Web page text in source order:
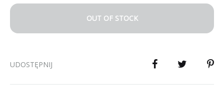
OUT OF STOCK
UDOSTĘPNIJ